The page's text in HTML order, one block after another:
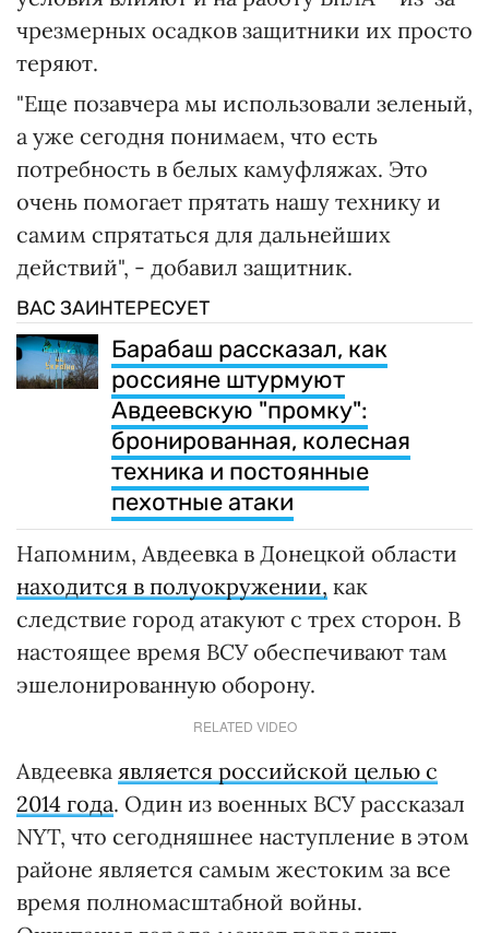
чрезмерных осадков защитники их просто
теряют.
"Еще позавчера мы использовали зеленый,
а уже сегодня понимаем, что есть
потребность в белых камуфляжах. Это
очень помогает прятать нашу технику и
самим спрятаться для дальнейших
действий", - добавил защитник.
ВАС ЗАИНТЕРЕСУЕТ
Барабаш рассказал, как
россияне штурмуют
Авдеевскую "промку":
бронированная, колесная
техника и постоянные
пехотные атаки
Напомним, Авдеевка в Донецкой области
находится в полуокружении, как
следствие город атакуют с трех сторон. В
настоящее время ВСУ обеспечивают там
эшелонированную оборону.
RELATED VIDEO
Авдеевка является российской целью с
2014 года. Один из военных ВСУ рассказал
NYT, что сегодняшнее наступление в этом
районе является самым жестоким за все
время полномасштабной войны.